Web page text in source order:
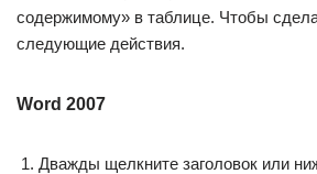
содержимому» в таблице. Чтобы
следующие действия.
Word 2007
Дважды щелкните заголовок или